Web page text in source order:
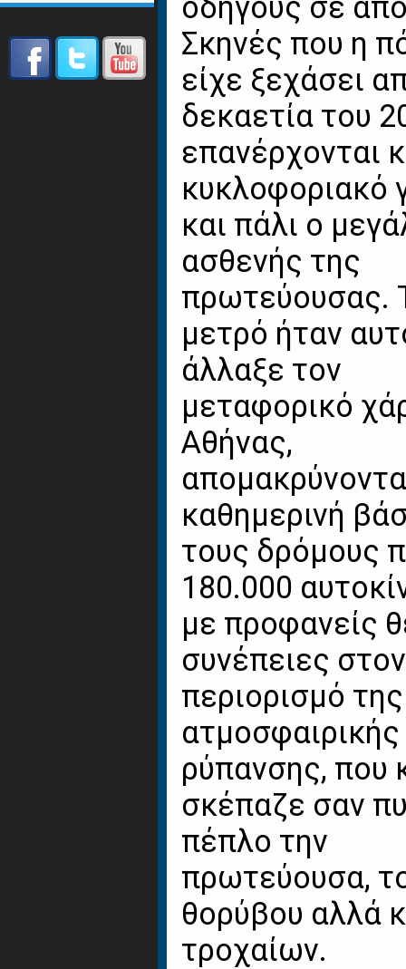
οδηγούς σε
Σκηνές που η
είχε ξεχάσει
δεκαετία του
επανέρχονται
κυκλοφοριακό
και πάλι ο
ασθενής της
πρωτεύουσας.
μετρό ήταν
άλλαξε τον
μεταφορικό
Αθήνας,
καθημερινή
τους δρόμους
180.000
με προφανείς
συνέπειες στον
περιορισμό της
ατμοσφαιρικής
ρύπανσης, που
σκέπαζε σαν
πέπλο την
πρωτεύουσα,
θορύβου αλλά
τροχαίων.